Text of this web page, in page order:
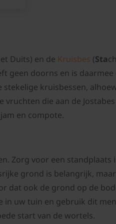
Duits) en de Kruisbes (Sta
geen doorns en is daarmee
kruisbessen,
die aan de
en compote.
Zorg voor een standplaats
grond is belangrijk,
dat ook de grond op de
in uw tuin en gebruik dit
start van de wortels.